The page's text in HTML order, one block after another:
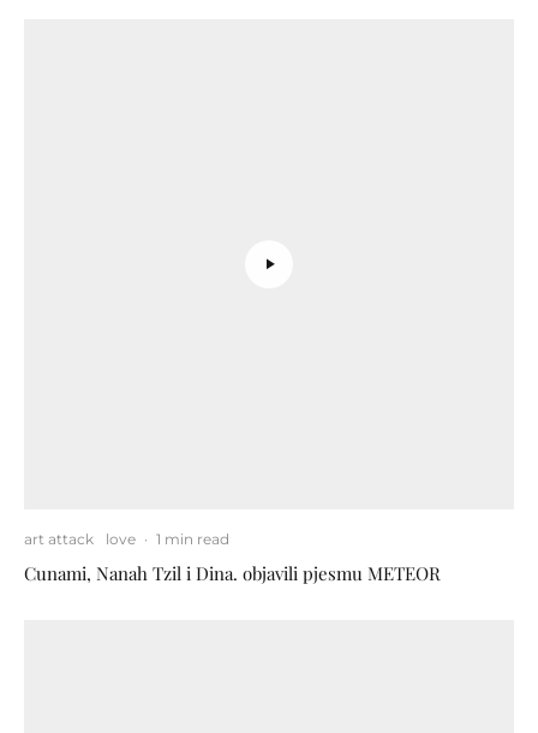
art attack love · 1 min read
Cunami, Nanah Tzil i Dina. objavili pjesmu METEOR